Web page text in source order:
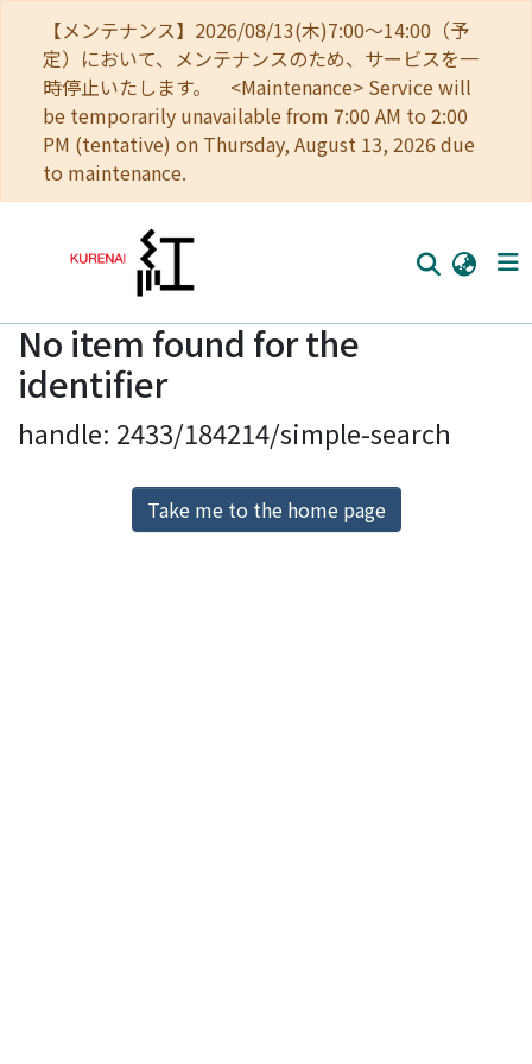
【メンテナンス】2026/08/13(木)7:00～14:00（予
定）において、メンテナンスのため、サービスを一
時停止いたします。 <Maintenance> Service will
be temporarily unavailable from 7:00 AM to 2:00
PM (tentative) on Thursday, August 13, 2026 due
to maintenance.
Home
Communities
Browse
Download Ranking
No item found for the
identifier
handle: 2433/184214/simple-search
Take me to the home page